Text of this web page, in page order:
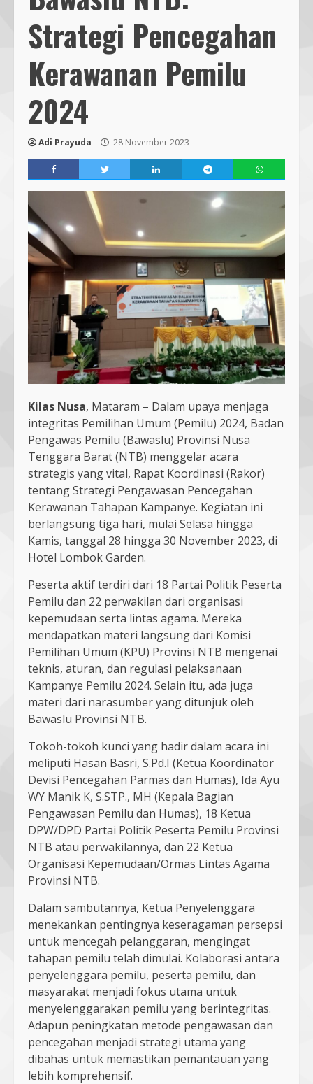
Strategi Pencegahan
Kerawanan Pemilu
2024
Adi Prayuda 28 November 2023
Kilas Nusa, Mataram – Dalam upaya menjaga
integritas Pemilihan Umum (Pemilu) 2024, Badan
Pengawas Pemilu (Bawaslu) Provinsi Nusa
Tenggara Barat (NTB) menggelar acara
strategis yang vital, Rapat Koordinasi (Rakor)
tentang Strategi Pengawasan Pencegahan
Kerawanan Tahapan Kampanye. Kegiatan ini
berlangsung tiga hari, mulai Selasa hingga
Kamis, tanggal 28 hingga 30 November 2023, di
Hotel Lombok Garden.
Peserta aktif terdiri dari 18 Partai Politik Peserta
Pemilu dan 22 perwakilan dari organisasi
kepemudaan serta lintas agama. Mereka
mendapatkan materi langsung dari Komisi
Pemilihan Umum (KPU) Provinsi NTB mengenai
teknis, aturan, dan regulasi pelaksanaan
Kampanye Pemilu 2024. Selain itu, ada juga
materi dari narasumber yang ditunjuk oleh
Bawaslu Provinsi NTB.
Tokoh-tokoh kunci yang hadir dalam acara ini
meliputi Hasan Basri, S.Pd.I (Ketua Koordinator
Devisi Pencegahan Parmas dan Humas), Ida Ayu
WY Manik K, S.STP., MH (Kepala Bagian
Pengawasan Pemilu dan Humas), 18 Ketua
DPW/DPD Partai Politik Peserta Pemilu Provinsi
NTB atau perwakilannya, dan 22 Ketua
Organisasi Kepemudaan/Ormas Lintas Agama
Provinsi NTB.
Dalam sambutannya, Ketua Penyelenggara
menekankan pentingnya keseragaman persepsi
untuk mencegah pelanggaran, mengingat
tahapan pemilu telah dimulai. Kolaborasi antara
penyelenggara pemilu, peserta pemilu, dan
masyarakat menjadi fokus utama untuk
menyelenggarakan pemilu yang berintegritas.
Adapun peningkatan metode pengawasan dan
pencegahan menjadi strategi utama yang
dibahas untuk memastikan pemantauan yang
lebih komprehensif.